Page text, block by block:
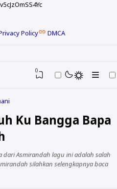
Policy DMCA
0
Ku Bangga Bapa
dari Asmirandah lagu ini adalah salah
silahkan selengkapnya baca